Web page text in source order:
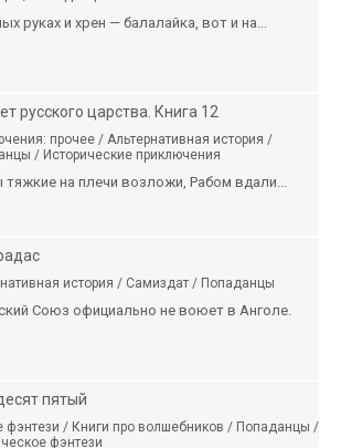
руках и хрен — балалайка, вот и на...
русского царства. Книга 12
прочее / Альтернативная история /
/ Исторические приключения
на плечи возложи, Рабом вдали...
история / Самиздат / Попаданцы
Союз официально не воюет в Анголе.
пятый
фэнтези / Книги про волшебников / Попаданцы /
фэнтези